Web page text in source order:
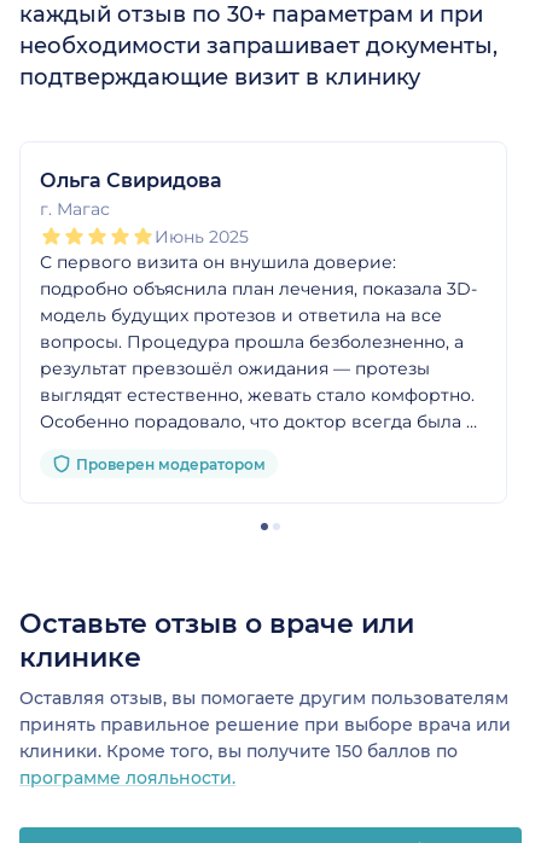
каждый отзыв по 30+ параметрам и при
необходимости запрашивает документы,
подтверждающие визит в клинику
Ольга Свиридова
г. Магас
Июнь 2025
С первого визита он внушила доверие:
подробно объяснила план лечения, показала 3D-
модель будущих протезов и ответила на все
вопросы. Процедура прошла безболезненно, а
результат превзошёл ожидания — протезы
выглядят естественно, жевать стало комфортно.
Особенно порадовало, что доктор всегда была на
восстановления. Рекомендую всем, кто ищет
Проверен модератором
Оставьте отзыв о враче или
клинике
Оставляя отзыв, вы помогаете другим пользователям
принять правильное решение при выборе врача или
клиники. Кроме того, вы получите 150 баллов по
программе лояльности.